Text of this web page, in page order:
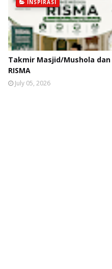
INSPIRASI
Takmir Masjid/Mushola dan
RISMA
July 05, 2026